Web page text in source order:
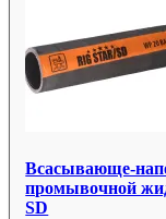
Всасывающе-
промывочной
SD